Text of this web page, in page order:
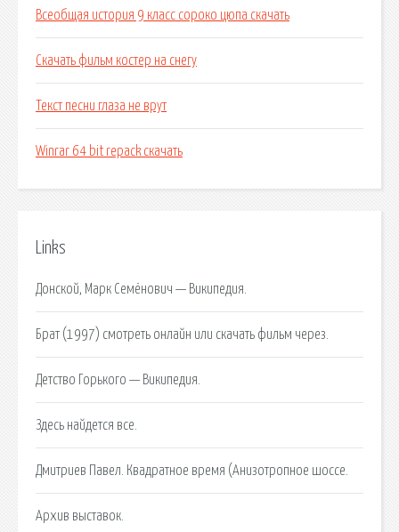
Всеобщая история 9 класс сороко цюпа скачать
Скачать фильм костер на снегу
Текст песни глаза не врут
Winrar 64 bit repack скачать
Links
Донской, Марк Семёнович — Википедия.
Брат (1997) смотреть онлайн или скачать фильм через.
Детство Горького — Википедия.
Здесь найдется все.
Дмитриев Павел. Квадратное время (Анизотропное шоссе.
Архив выставок.